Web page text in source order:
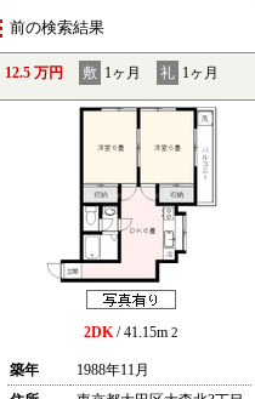
前の検索結果
12.5 万円 敷 1ヶ月 礼 1ヶ月
2DK/ 41.15m 2
築年
1988年11月